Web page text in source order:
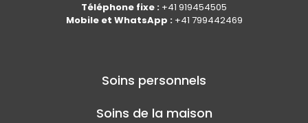
Téléphone fixe : +41 919454505
Mobile et WhatsApp : +41 799442469
Soins personnels
Soins de la maison